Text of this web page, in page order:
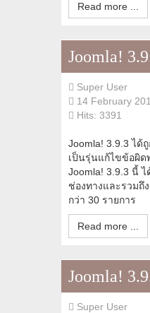
Read more ...
Joomla!
Super User
14 February
Hits: 3391
Joomla! 3.9.3 ได้
เป็นรุ่นแก้ไขข้อผิ
Joomla! 3.9.3 นี้
ช่องทางและรวมถึ
กว่า 30 รายการ
Read more ...
Joomla!
Super User